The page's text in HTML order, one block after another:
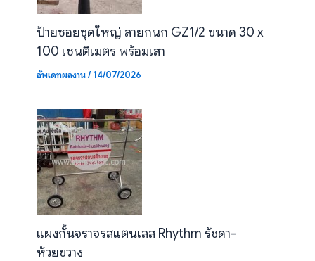
ป้ายซอยชุดใหญ่ ลายกนก GZ1/2 ขนาด 30 x
100 เซนติเมตร พร้อมเสา
อัพเดทผลงาน/14/07/2026
แผงกั้นจราจรสแตนเลส Rhythm รัชดา-
ห้วยขวาง